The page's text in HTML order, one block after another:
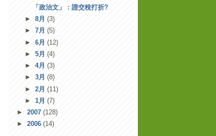
「政治文」：證交稅打折?
► 8月 (3)
► 7月 (5)
► 6月 (12)
► 5月 (4)
► 4月 (3)
► 3月 (8)
► 2月 (11)
► 1月 (7)
► 2007 (128)
► 2006 (14)